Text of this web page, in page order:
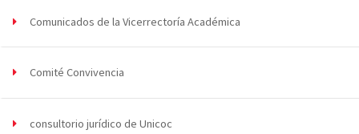
Comunicados de la Vicerrectoría Académica
Comité Convivencia
consultorio jurídico de Unicoc